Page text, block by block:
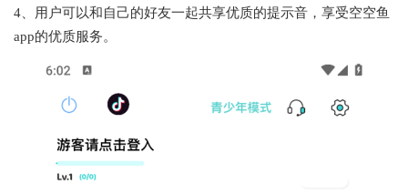
4、用户可以和自己的好友一起共享优质的提示音，享受空空鱼
app的优质服务。